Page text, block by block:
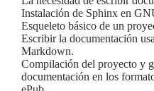
Instalación de Sphinx en
Esqueleto básico de un
Escribir la documentación
Markdown.
Compilación del proyecto y
documentación en los